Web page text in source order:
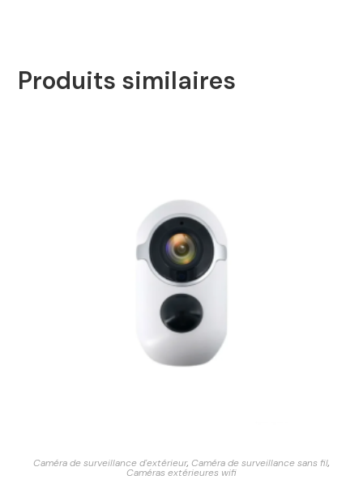
Produits similaires
Caméra de surveillance d'extérieur, Caméra de surveillance sans fil,
Caméras extérieures wifi